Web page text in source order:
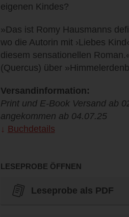
eigenen Kindes?
»Das ist Romy Hausmanns
wo die Autorin mit ›Liebes
diesem sensationellen
(Quercus) über
Versandinformation:
Print und E-Book Versand ab
angekommen ab 04.07.25
Buchdetails
LESEPROBE ÖFFNEN
Leseprobe als PDF